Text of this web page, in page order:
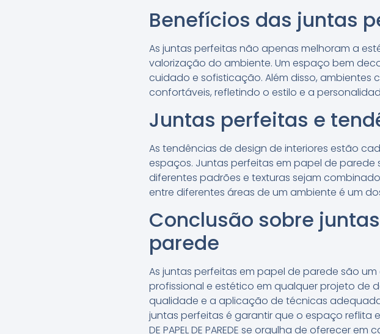
Benefícios das juntas
As juntas perfeitas não apenas melhoram a
valorização do ambiente. Um espaço bem
cuidado e sofisticação. Além disso, ambientes
confortáveis, refletindo o estilo e a
Juntas perfeitas e
As tendências de design de interiores estão
espaços. Juntas perfeitas em papel de
diferentes padrões e texturas sejam
entre diferentes áreas de um ambiente é um
Conclusão sobre
parede
As juntas perfeitas em papel de parede são
profissional e estético em qualquer projeto de
qualidade e a aplicação de técnicas
juntas perfeitas é garantir que o espaço reflita
DE PAPEL DE PAREDE se orgulha de oferecer em